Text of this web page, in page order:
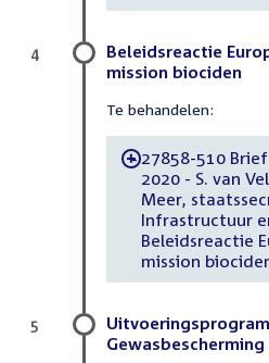
Beleidsreactie
mission biociden
Te behandelen:
-27858-510
2020 - S. van
Meer,
Infrastructuur
Beleidsreactie
mission
4
Gewasbescherming
5